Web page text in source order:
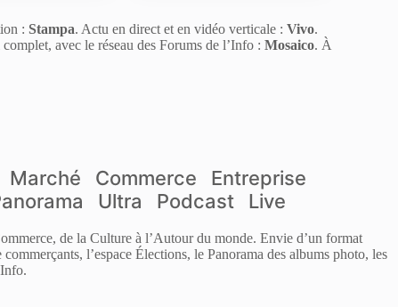
: Stampa. Actu en direct et en vidéo verticale : Vivo.
avec le réseau des Forums de l’Info : Mosaico. À
Marché Commerce
Entreprise
Ultra Podcast Live
de la Culture à l’Autour du monde. Envie d’un format
l’espace Élections, le Panorama des albums photo, les